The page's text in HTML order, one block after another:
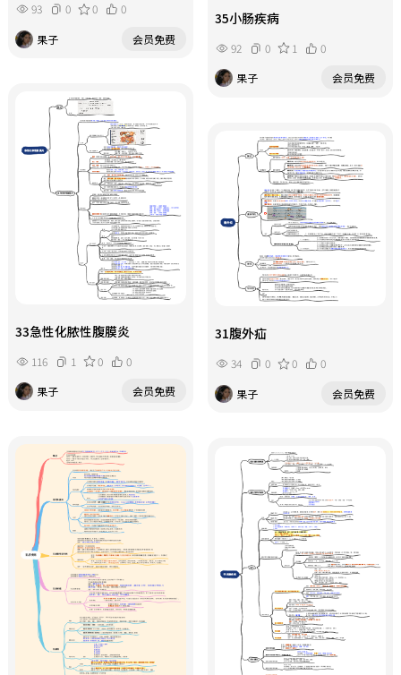
93 0 0
0
果子
会员免费
35小肠疾病
92 0 1
0
果子
会员免费
33急性化脓性腹膜炎
116 1 0
0
果子
会员免费
31腹外疝
34 0 0
0
果子
会员免费